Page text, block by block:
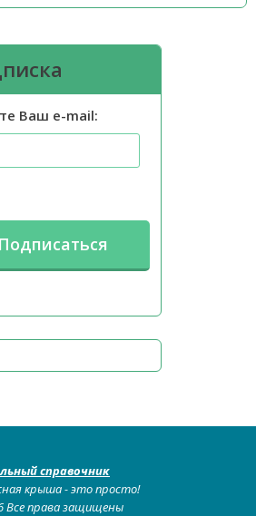
Ваш e-mail:
справочник
крыша - это просто!
Все права защищены